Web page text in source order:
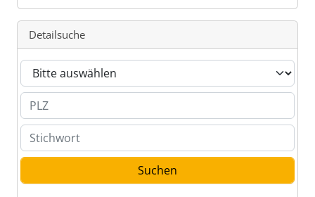
Detailsuche
Branche
PLZ
Stichwort